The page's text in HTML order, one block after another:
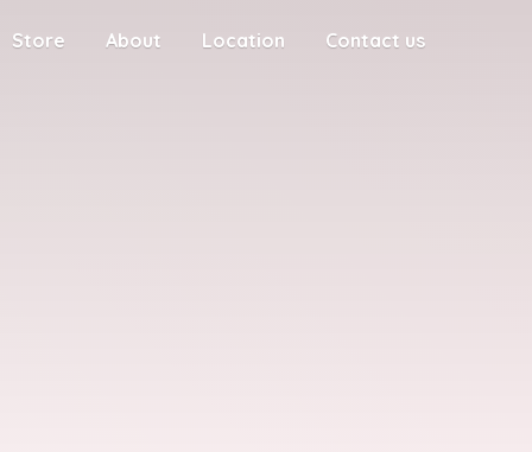
Store About Location Contact us